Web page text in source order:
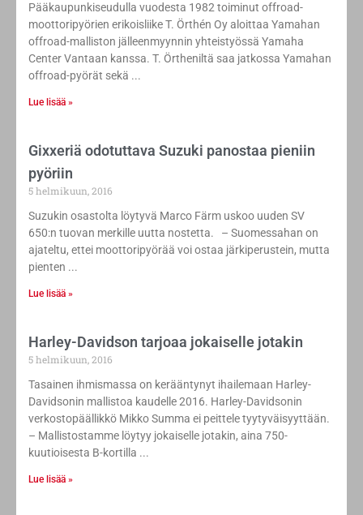
Pääkaupunkiseudulla vuodesta 1982 toiminut offroad-
moottoripyörien erikoisliike T. Örthén Oy aloittaa Yamahan
offroad-malliston jälleenmyynnin yhteistyössä Yamaha
Center Vantaan kanssa. T. Örtheniltä saa jatkossa Yamahan
offroad-pyörät sekä
Lue lisää »
Gixxeriä odotuttava Suzuki panostaa pieniin
pyöriin
5 helmikuun, 2016
Suzukin osastolta löytyvä Marco Färm uskoo uuden SV
650:n tuovan merkille uutta nostetta. – Suomessahan on
ajateltu, ettei moottoripyörää voi ostaa järkiperustein, mutta
pienten
Lue lisää »
Harley-Davidson tarjoaa jokaiselle jotakin
5 helmikuun, 2016
Tasainen ihmismassa on kerääntynyt ihailemaan Harley-
Davidsonin mallistoa kaudelle 2016. Harley-Davidsonin
verkostopäällikkö Mikko Summa ei peittele tyytyväisyyttään.
– Mallistostamme löytyy jokaiselle jotakin, aina 750-
kuutioisesta B-kortilla
Lue lisää »